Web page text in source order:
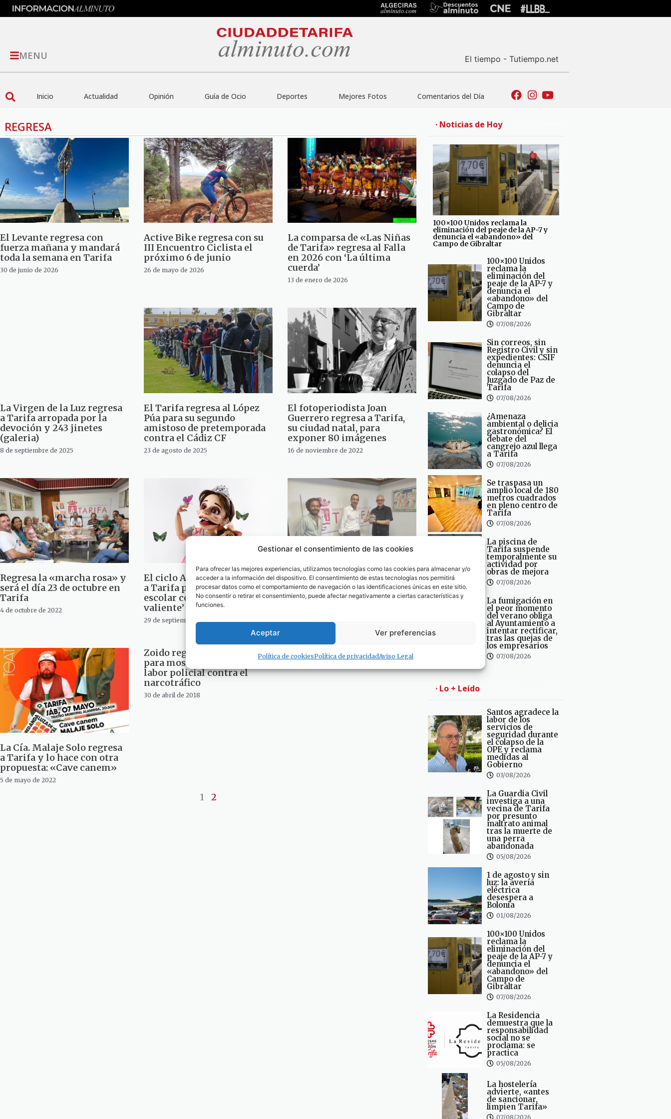
Gestionar el consentimiento de las cookies
Para ofrecer las mejores experiencias, utilizamos tecnologías como las cookies para almacenar y/o
acceder a la información del dispositivo. El consentimiento de estas tecnologías nos permitirá
procesar datos como el comportamiento de navegación o las identificaciones únicas en este sitio.
No consentir o retirar el consentimiento, puede afectar negativamente a ciertas características y
funciones.
Aceptar Ver preferencias
Política de cookiesPolítica de privacidadAviso Legal
MENU El tiempo - Tutiempo.net
Inicio Actualidad Opinión Guía de Ocio Deportes Mejores Fotos Comentarios del Día
REGRESA
El Levante regresa con
fuerza mañana y mandará
toda la semana en Tarifa
30 de junio de 2026
Active Bike regresa con su
III Encuentro Ciclista el
próximo 6 de junio
26 de mayo de 2026
La comparsa de «Las Niñas
de Tarifa» regresa al Falla
en 2026 con ‘La última
cuerda’
13 de enero de 2026
La Virgen de la Luz regresa
a Tarifa arropada por la
devoción y 243 jinetes
(galeria)
8 de septiembre de 2025
El Tarifa regresa al López
Púa para su segundo
amistoso de pretemporada
contra el Cádiz CF
23 de agosto de 2025
El fotoperiodista Joan
Guerrero regresa a Tarifa,
su ciudad natal, para
exponer 80 imágenes
16 de noviembre de 2022
Regresa la «marcha rosa» y
será el día 23 de octubre en
Tarifa
4 de octubre de 2022
El ciclo Abecedaria regresa
a Tarifa para público
escolar con ‘Cris, la pequeña
valiente’
29 de septiembre de 2022
Antonio Rojas regresa a
Tarifa con la exposición
«Después de la imagen»
La Cía. Malaje Solo regresa
a Tarifa y lo hace con otra
propuesta: «Cave canem»
5 de mayo de 2022
Zoido regresa a la comarca
para mostrar el apoyo a la
labor policial contra el
narcotráfico
30 de abril de 2018
1 2
· Noticias de Hoy
100×100 Unidos reclama la
eliminación del peaje de la AP-7 y
denuncia el «abandono» del
Campo de Gibraltar
100×100 Unidos
reclama la
eliminación del
peaje de la AP-7 y
denuncia el
«abandono» del
Campo de
Gibraltar
07/08/2026
Sin correos, sin
Registro Civil y sin
expedientes: CSIF
denuncia el
colapso del
Juzgado de Paz de
Tarifa
07/08/2026
¿Amenaza
ambiental o delicia
gastronómica? El
debate del
cangrejo azul llega
a Tarifa
07/08/2026
Se traspasa un
amplio local de 180
metros cuadrados
en pleno centro de
Tarifa
07/08/2026
La piscina de
Tarifa suspende
temporalmente su
actividad por
obras de mejora
07/08/2026
La fumigación en
el peor momento
del verano obliga
al Ayuntamiento a
intentar rectificar,
tras las quejas de
los empresarios
07/08/2026
· Lo + Leído
Santos agradece la
labor de los
servicios de
seguridad durante
el colapso de la
OPE y reclama
medidas al
Gobierno
03/08/2026
La Guardia Civil
investiga a una
vecina de Tarifa
por presunto
maltrato animal
tras la muerte de
una perra
abandonada
05/08/2026
1 de agosto y sin
luz: la avería
eléctrica
desespera a
Bolonia
01/08/2026
100×100 Unidos
reclama la
eliminación del
peaje de la AP-7 y
denuncia el
«abandono» del
Campo de
Gibraltar
07/08/2026
La Residencia
demuestra que la
responsabilidad
social no se
proclama: se
practica
05/08/2026
La hostelería
advierte, «antes
de sancionar,
limpien Tarifa»
07/08/2026